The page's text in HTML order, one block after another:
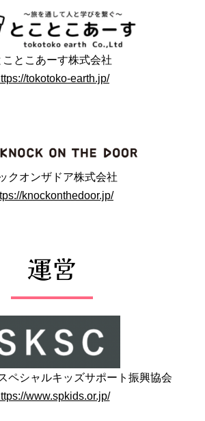
ことこあーす株式会社
tokotoko-earth.jp/
クオンザドア株式会社
knockonthedoor.jp/
運営
ペシャルキッズサポート振興協会
www.spkids.or.jp/